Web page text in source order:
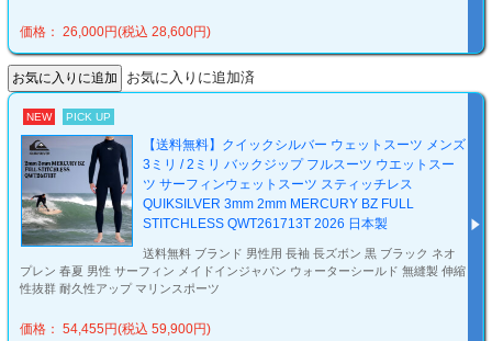
価格： 26,000円(税込 28,600円)
お気に入りに追加済
NEW PICK UP
【送料無料】クイックシルバー ウェットスーツ メンズ
3ミリ / 2ミリ バックジップ フルスーツ ウエットスー
ツ サーフィンウェットスーツ スティッチレス
QUIKSILVER 3mm 2mm MERCURY BZ FULL
STITCHLESS QWT261713T 2026 日本製
送料無料 ブランド 男性用 長袖 長ズボン 黒 ブラック ネオ
プレン 春夏 男性 サーフィン メイドインジャパン ウォーターシールド 無縫製 伸縮
性抜群 耐久性アップ マリンスポーツ
価格： 54,455円(税込 59,900円)